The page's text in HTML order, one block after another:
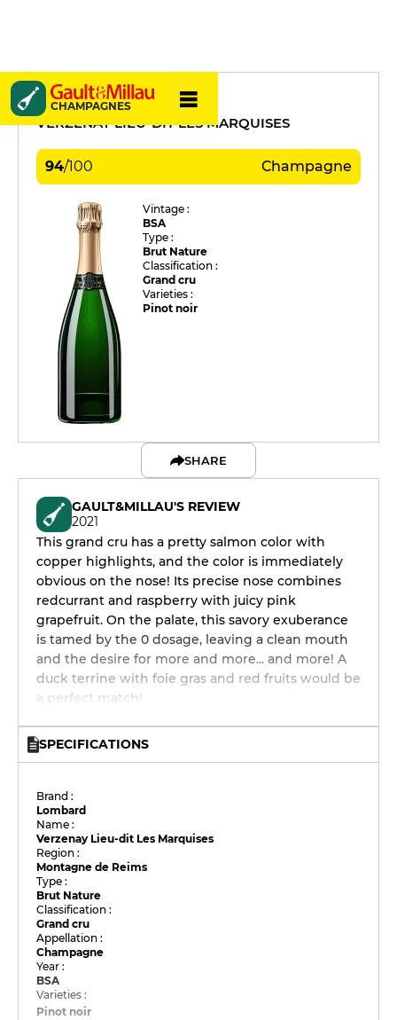
CHAMPAGNES
Lombard
VERZENAY LIEU-DIT LES MARQUISES
94/100 Champagne
Vintage :
BSA
Type :
Brut Nature
Classification :
Grand cru
Varieties :
Pinot noir
SHARE
GAULT&MILLAU'S REVIEW
2021
This grand cru has a pretty salmon color with
copper highlights, and the color is immediately
obvious on the nose! Its precise nose combines
redcurrant and raspberry with juicy pink
grapefruit. On the palate, this savory exuberance
is tamed by the 0 dosage, leaving a clean mouth
and the desire for more and more... and more! A
duck terrine with foie gras and red fruits would be
a perfect match!
SPECIFICATIONS
Brand :
Lombard
Name :
Verzenay Lieu-dit Les Marquises
Region :
Montagne de Reims
Type :
Brut Nature
Classification :
Grand cru
Appellation :
Champagne
Year :
BSA
Varieties :
Pinot noir